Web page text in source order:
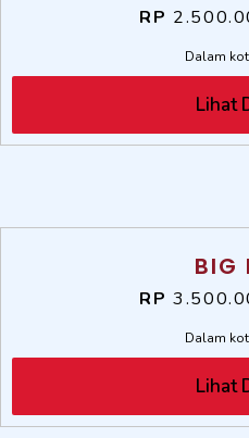
RP
Dalam
Lihat
BIG
RP
Dalam
Lihat